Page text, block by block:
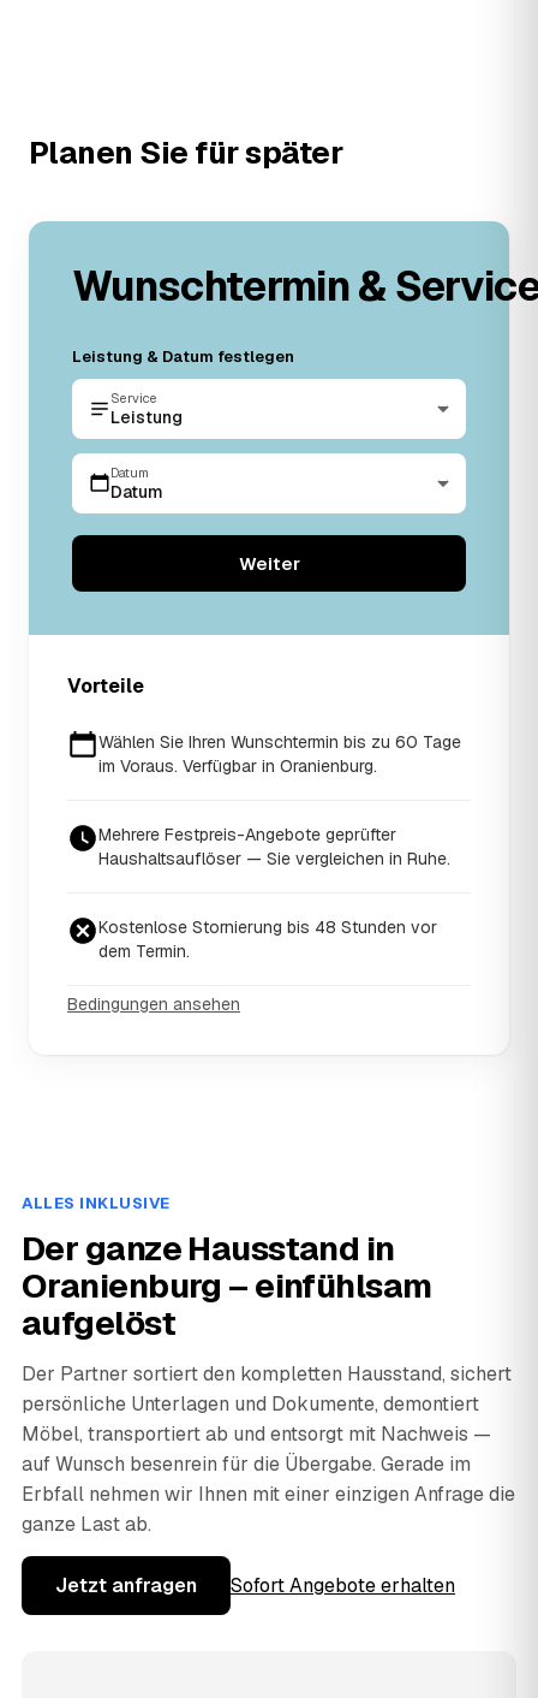
Planen Sie für später
Wunschtermin &
Leistung & Datum festlegen
Service
Leistung
Datum
Datum
Weiter
Vorteile
Wählen Sie Ihren Wunschtermin bis zu 60 Tage
im Voraus. Verfügbar in Oranienburg.
Mehrere Festpreis-Angebote geprüfter
Haushaltsauflöser — Sie vergleichen in Ruhe.
Kostenlose Stornierung bis 48 Stunden vor
dem Termin.
Bedingungen ansehen
ALLES INKLUSIVE
Der ganze Hausstand in
Oranienburg – einfühlsam
aufgelöst
Der Partner sortiert den kompletten Hausstand, sichert
persönliche Unterlagen und Dokumente, demontiert
Möbel, transportiert ab und entsorgt mit Nachweis —
auf Wunsch besenrein für die Übergabe. Gerade im
Erbfall nehmen wir Ihnen mit einer einzigen Anfrage die
ganze Last ab.
Jetzt anfragen Sofort Angebote erhalten